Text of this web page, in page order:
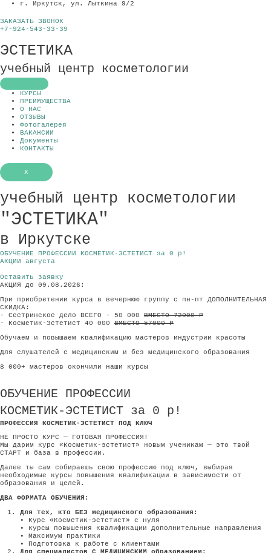
г. Иркутск, ул. Лыткина 9/2
ЗАКАЗАТЬ ЗВОНОК
+7-924-543-33-39
ЭСТЕТИКА
учебный центр косметологии
КУРСЫ
ПРЕИМУЩЕСТВА
О НАС
ОТЗЫВЫ
Фотогалерея
ВАКАНСИИ
Документы
КОНТАКТЫ
X
учебный центр косметологии
"ЭСТЕТИКА"
в Иркутске
ОБУЧЕНИЕ ПРОФЕССИИ КОСМЕТИК-ЭСТЕТИСТ за 0 р!
АКЦИИ августа
Оставить заявку
АКЦИЯ до 09.08.2026:
При приобретении курса в вечернюю группу с пн-пт ДОПОЛНИТЕЛЬНАЯ
СКИДКА:
- Сестринское дело ВСЕГО - 50 000 ВМЕСТО 72000 Р
- Косметик-Эстетист 40 000 ВМЕСТО 57000 Р
Обучаем и повышаем квалификацию мастеров индустрии красоты
Для слушателей с медицинским и без медицинского образования
8 000+ мастеров окончили наши курсы
ОБУЧЕНИЕ ПРОФЕССИИ
КОСМЕТИК-ЭСТЕТИСТ за 0 р!
ПРОФЕССИЯ КОСМЕТИК-ЭСТЕТИСТ ПОД КЛЮЧ
НЕ ПРОСТО КУРС — ГОТОВАЯ ПРОФЕССИЯ!
Мы дарим курс «Косметик‑эстетист» новым ученикам — это твой
СТАРТ и база в профессии.
Далее ты сам собираешь свою профессию под ключ, выбирая
необходимые курсы повышения квалификации в зависимости от
образования и целей.
ДВА ФОРМАТА ОБУЧЕНИЯ:
Для тех, кто БЕЗ медицинского образования:
• Курс «Косметик‑эстетист» с нуля
• курсы повышения квалификации дополнительные направления
• Максимум практики
• Подготовка к работе с клиентами